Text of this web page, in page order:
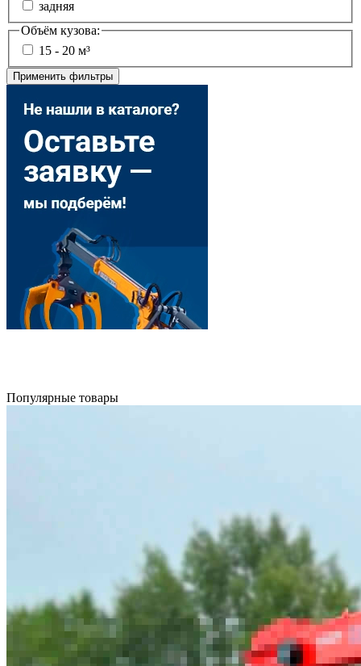
задняя
Объём кузова:
15 - 20 м³
Применить фильтры
Популярные товары